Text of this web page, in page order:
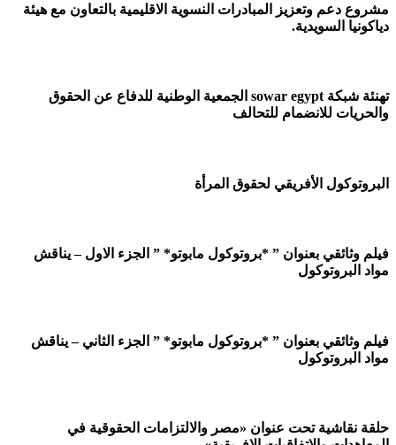
دعم وتعزيز المبادرات النسوية الاقليمية بالتعاون مع هيئة
السويدية.
تهنئة شبكة sowar egypt الجمعية الوطنية للدفاع عن الحقوق
للانضمام للتحالف
الأفريقي لحقوق المرأة
وثائقي بعنوان ” *بروتوكول مابوتو* ” الجزء الاول – يناقش
البروتوكول
وثائقي بعنوان ” *بروتوكول مابوتو* ” الجزء الثاني – يناقش
البروتوكول
نقاشية تحت عنوان «مصر والالتزامات الحقوقية في